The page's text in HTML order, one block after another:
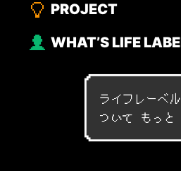
PROJECT
WHAT’S LIFE
ライフレーベ
つ いて も っ と